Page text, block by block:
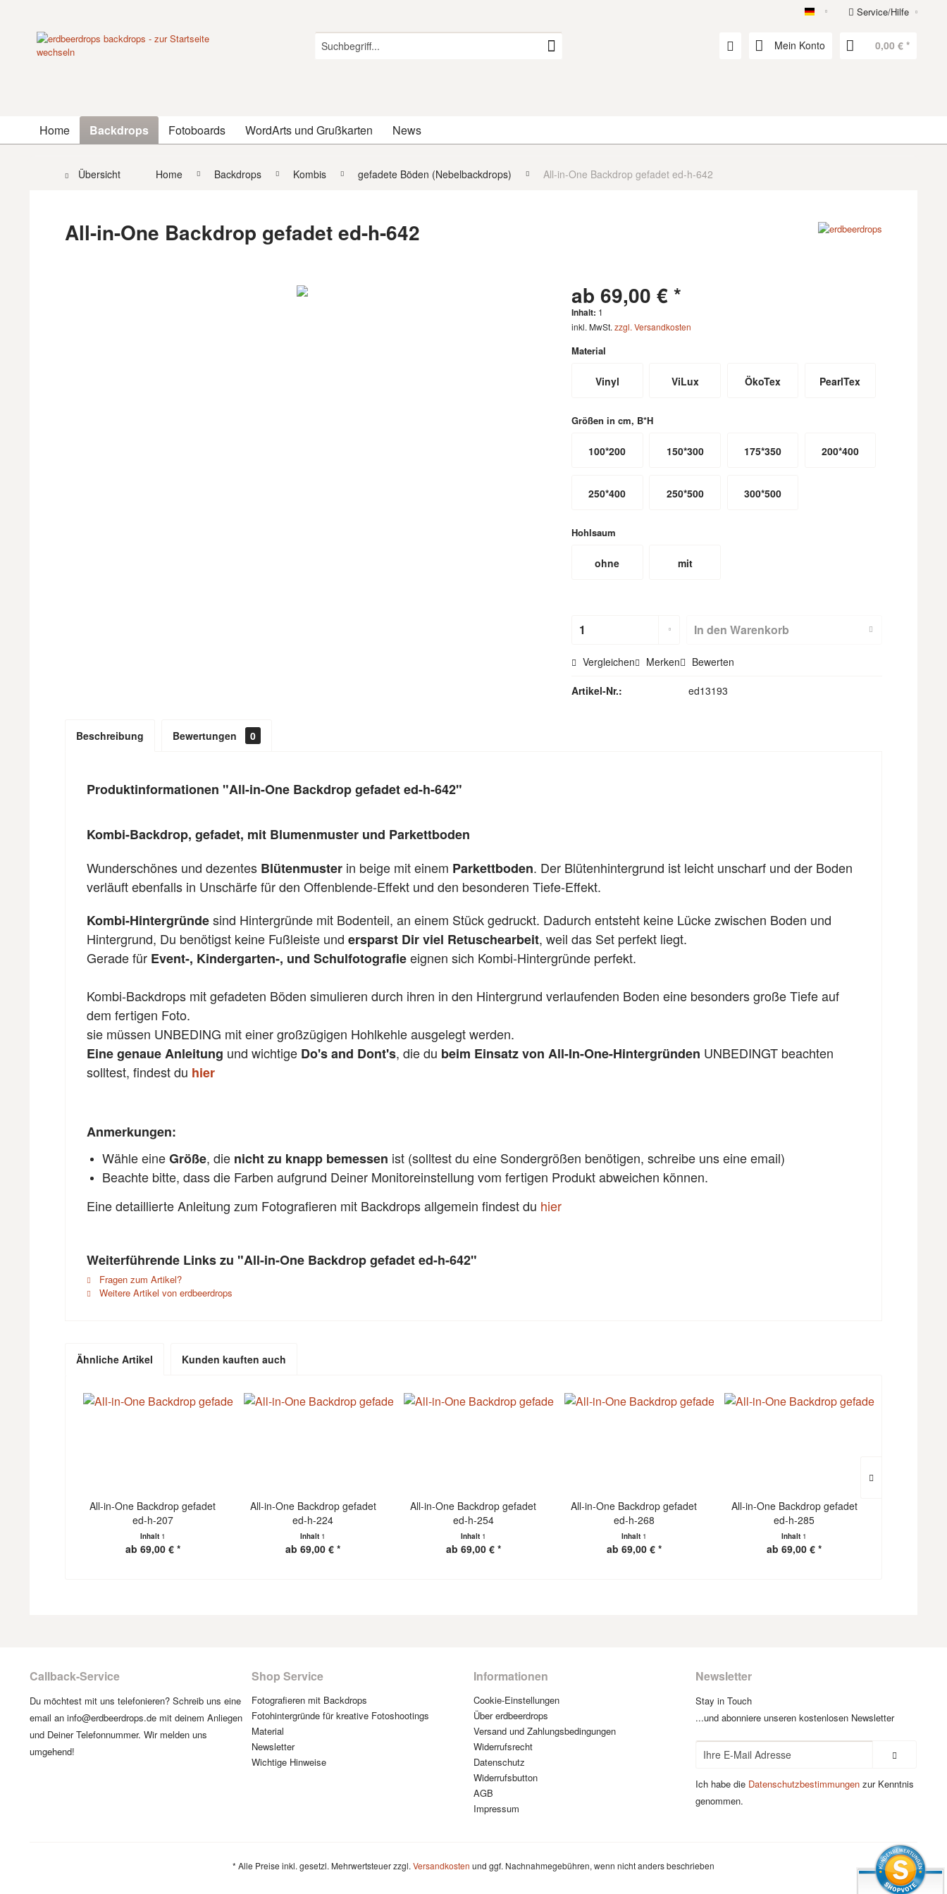
erdbeerdropsService/Hilfe
Mein Konto 0,00 € *
Home Backdrops Fotoboards WordArts und Grußkarten News
Übersicht Home Backdrops Kombis gefadete Böden (Nebelbackdrops) All-in-One Backdrop gefadet ed-h-642
All-in-One Backdrop gefadet ed-h-642
ab 69,00 € *
Inhalt: 1
inkl. MwSt.zzgl. Versandkosten
Material
Vinyl ViLux ÖkoTex PearlTex
Größen in cm, B*H
100*200 150*300 175*350 200*400
250*400 250*500 300*500
Hohlsaum
ohne
mit
In den Warenkorb
Vergleichen Merken Bewerten
Artikel-Nr.: ed13193
Beschreibung Bewertungen 0
Produktinformationen "All-in-One Backdrop gefadet ed-h-642"
Kombi-Backdrop, gefadet, mit Blumenmuster und Parkettboden
Wunderschönes und dezentes Blütenmuster in beige mit einem Parkettboden. Der Blütenhintergrund ist leicht unscharf und der Boden
verläuft ebenfalls in Unschärfe für den Offenblende-Effekt und den besonderen Tiefe-Effekt.
Kombi-Hintergründesind Hintergründe mit Bodenteil, an einem Stück gedruckt. Dadurch entsteht keine Lücke zwischen Boden und
Hintergrund, Du benötigst keine Fußleiste und ersparst Dir viel Retuschearbeit, weil das Set perfekt liegt.
Gerade für Event-, Kindergarten-, und Schulfotografieeignen sich Kombi-Hintergründe perfekt.
Kombi-Backdrops mit gefadeten Böden simulieren durch ihren in den Hintergrund verlaufenden Boden eine besonders große Tiefe auf
dem fertigen Foto.
sie müssen UNBEDING mit einer großzügigen Hohlkehle ausgelegt werden.
Eine genaue Anleitung und wichtige Do's and Dont's, die du beim Einsatz von All-In-One-Hintergründen UNBEDINGT beachten
solltest, findest du hier
Anmerkungen:
Wähle eineGröße, die nicht zu knapp bemessen ist (solltest du eine Sondergrößen benötigen, schreibe uns eine email)
Beachte bitte, dass die Farben aufgrund Deiner Monitoreinstellung vom fertigen Produkt abweichen können.
Eine detaillierte Anleitung zum Fotografieren mit Backdrops allgemein findest du hier
Weiterführende Links zu "All-in-One Backdrop gefadet ed-h-642"
Fragen zum Artikel?
Weitere Artikel von erdbeerdrops
Ähnliche Artikel Kunden kauften auch
All-in-One Backdrop gefadet
ed-h-207
Inhalt 1
ab 69,00 € *
All-in-One Backdrop gefadet
ed-h-224
Inhalt 1
ab 69,00 € *
All-in-One Backdrop gefadet
ed-h-254
Inhalt 1
ab 69,00 € *
All-in-One Backdrop gefadet
ed-h-268
Inhalt 1
ab 69,00 € *
All-in-One Backdrop gefadet
ed-h-285
Inhalt 1
ab 69,00 € *
Callback-Service
Du möchtest mit uns telefonieren? Schreib uns eine
email an info@erdbeerdrops.de mit deinem Anliegen
und Deiner Telefonnummer. Wir melden uns
umgehend!
Shop Service
Fotografieren mit Backdrops
Fotohintergründe für kreative Fotoshootings
Material
Newsletter
Wichtige Hinweise
Informationen
Cookie-Einstellungen
Über erdbeerdrops
Versand und Zahlungsbedingungen
Widerrufsrecht
Datenschutz
Widerrufsbutton
AGB
Impressum
Newsletter
Stay in Touch
...und abonniere unseren kostenlosen Newsletter
Ich habe die Datenschutzbestimmungen zur Kenntnis
genommen.
* Alle Preise inkl. gesetzl. Mehrwertsteuer zzgl. Versandkosten und ggf. Nachnahmegebühren, wenn nicht anders beschrieben